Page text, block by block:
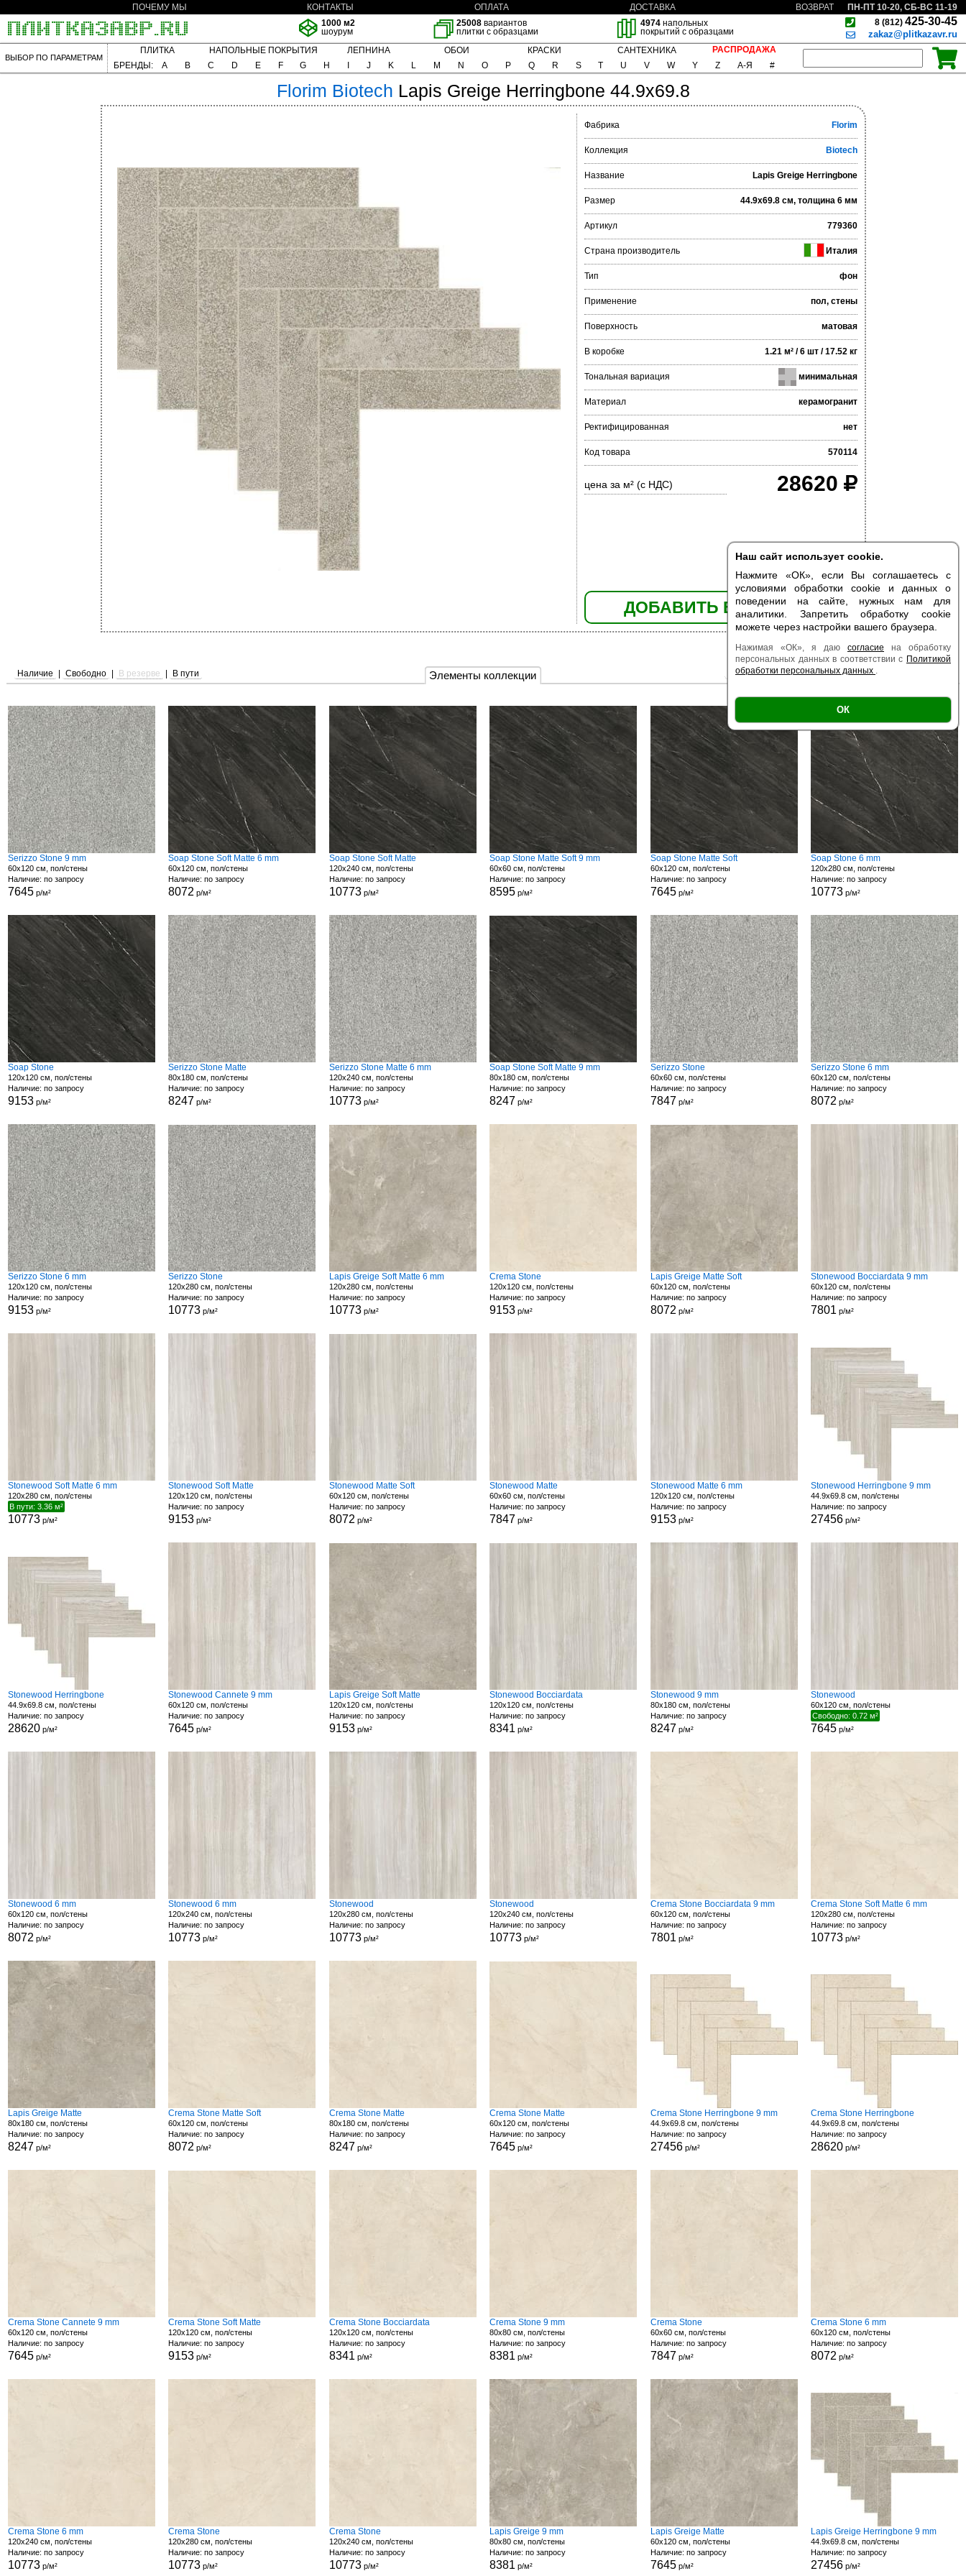
Наш сайт использует cookie.
Нажмите «ОК», если Вы соглашаетесь с
условиями обработки cookie и данных о
поведении на сайте, нужных нам для
аналитики. Запретить обработку cookie
можете через настройки вашего браузера.
Нажимая «ОК», я даю согласие на обработку
персональных данных в соответствии с Политикой
обработки персональных данных .
ОК
ПОЧЕМУ МЫ КОНТАКТЫ ОПЛАТА ДОСТАВКА ВОЗВРАТ
ПН-ПТ 10-20, СБ-ВС 11-19
1000 м2
шоурум
25008 вариантов
плитки с образцами
4974напольных
покрытий с образцами
8 (812) 425-30-45
zakaz@plitkazavr.ru
ВЫБОР ПО ПАРАМЕТРАМ
ПЛИТКА НАПОЛЬНЫЕ ПОКРЫТИЯ ЛЕПНИНА ОБОИ КРАСКИ САНТЕХНИКА
РАСПРОДАЖА
БРЕНДЫ:
A B C D E F G H J K L M N O P Q R S T U V W Y Z А-Я #
Florim Biotech Lapis Greige Herringbone 44.9x69.8
Фабрика Florim
Коллекция Biotech
Название Lapis Greige Herringbone
Размер 44.9x69.8 см, толщина 6 мм
Артикул 779360
Страна производитель Италия
Тип фон
Применение пол, стены
Поверхность матовая
В коробке 1.21 м² / 6 шт / 17.52 кг
Тональная вариация минимальная
Материал керамогранит
Ректифицированная нет
Код товара 570114
цена за м² (с НДС) 28620
ДОБАВИТЬ В КОРЗИНУ
Элементы коллекции
Наличие Свободно В резерве В пути Есть образец | Поверхность |
Serizzo Stone 9 mm
60x120 см, пол/стены
Наличие: по запросу
7645р/м²
Soap Stone Soft Matte 6 mm
60x120 см, пол/стены
Наличие: по запросу
8072 р/м²
Soap Stone Soft Matte
120x240 см, пол/стены
Наличие: по запросу
10773р/м²
Soap Stone Matte Soft 9 mm
60x60 см, пол/стены
Наличие: по запросу
8595 р/м²
Soap Stone Matte Soft
60x120 см, пол/стены
Наличие: по запросу
7645р/м²
Soap Stone 6 mm
120x280 см, пол/стены
Наличие: по запросу
10773 р/м²
Soap Stone
120x120 см, пол/стены
Наличие: по запросу
9153р/м²
Serizzo Stone Matte
80x180 см, пол/стены
Наличие: по запросу
8247 р/м²
Serizzo Stone Matte 6 mm
120x240 см, пол/стены
Наличие: по запросу
10773р/м²
Soap Stone Soft Matte 9 mm
80x180 см, пол/стены
Наличие: по запросу
8247 р/м²
Serizzo Stone
60x60 см, пол/стены
Наличие: по запросу
7847 р/м²
Serizzo Stone 6 mm
60x120 см, пол/стены
Наличие: по запросу
8072 р/м²
Serizzo Stone 6 mm
120x120 см, пол/стены
Наличие: по запросу
9153р/м²
Serizzo Stone
120x280 см, пол/стены
Наличие: по запросу
10773 р/м²
Lapis Greige Soft Matte 6 mm
120x280 см, пол/стены
Наличие: по запросу
10773р/м²
Crema Stone
120x120 см, пол/стены
Наличие: по запросу
9153 р/м²
Lapis Greige Matte Soft
60x120 см, пол/стены
Наличие: по запросу
8072 р/м²
Stonewood Bocciardata 9 mm
60x120 см, пол/стены
Наличие: по запросу
7801 р/м²
Stonewood Soft Matte 6 mm
120x280 см, пол/стены
В пути: 3.36 м²
10773р/м²
Stonewood Soft Matte
120x120 см, пол/стены
Наличие: по запросу
9153 р/м²
Stonewood Matte Soft
60x120 см, пол/стены
Наличие: по запросу
8072 р/м²
Stonewood Matte
60x60 см, пол/стены
Наличие: по запросу
7847 р/м²
Stonewood Matte 6 mm
120x120 см, пол/стены
Наличие: по запросу
9153р/м²
Stonewood Herringbone 9 mm
44.9x69.8 см, пол/стены
Наличие: по запросу
27456 р/м²
Stonewood Herringbone
44.9x69.8 см, пол/стены
Наличие: по запросу
28620р/м²
Stonewood Cannete 9 mm
60x120 см, пол/стены
Наличие: по запросу
7645 р/м²
Lapis Greige Soft Matte
120x120 см, пол/стены
Наличие: по запросу
9153р/м²
Stonewood Bocciardata
120x120 см, пол/стены
Наличие: по запросу
8341 р/м²
Stonewood 9 mm
80x180 см, пол/стены
Наличие: по запросу
8247 р/м²
Stonewood
60x120 см, пол/стены
Свободно: 0.72 м²
7645 р/м²
Stonewood 6 mm
60x120 см, пол/стены
Наличие: по запросу
8072 р/м²
Stonewood 6 mm
120x240 см, пол/стены
Наличие: по запросу
10773 р/м²
Stonewood
120x280 см, пол/стены
Наличие: по запросу
10773р/м²
Stonewood
120x240 см, пол/стены
Наличие: по запросу
10773 р/м²
Crema Stone Bocciardata 9 mm
60x120 см, пол/стены
Наличие: по запросу
7801 р/м²
Crema Stone Soft Matte 6 mm
120x280 см, пол/стены
Наличие: по запросу
10773 р/м²
Lapis Greige Matte
80x180 см, пол/стены
Наличие: по запросу
8247 р/м²
Crema Stone Matte Soft
60x120 см, пол/стены
Наличие: по запросу
8072 р/м²
Crema Stone Matte
80x180 см, пол/стены
Наличие: по запросу
8247 р/м²
Crema Stone Matte
60x120 см, пол/стены
Наличие: по запросу
7645 р/м²
Crema Stone Herringbone 9 mm
44.9x69.8 см, пол/стены
Наличие: по запросу
27456р/м²
Crema Stone Herringbone
44.9x69.8 см, пол/стены
Наличие: по запросу
28620 р/м²
Crema Stone Cannete 9 mm
60x120 см, пол/стены
Наличие: по запросу
7645р/м²
Crema Stone Soft Matte
120x120 см, пол/стены
Наличие: по запросу
9153 р/м²
Crema Stone Bocciardata
120x120 см, пол/стены
Наличие: по запросу
8341 р/м²
Crema Stone 9 mm
80x80 см, пол/стены
Наличие: по запросу
8381 р/м²
Crema Stone
60x60 см, пол/стены
Наличие: по запросу
7847 р/м²
Crema Stone 6 mm
60x120 см, пол/стены
Наличие: по запросу
8072 р/м²
Crema Stone 6 mm
120x240 см, пол/стены
Наличие: по запросу
10773р/м²
Crema Stone
120x280 см, пол/стены
Наличие: по запросу
10773 р/м²
Crema Stone
120x240 см, пол/стены
Наличие: по запросу
10773р/м²
Lapis Greige 9 mm
80x80 см, пол/стены
Наличие: по запросу
8381 р/м²
Lapis Greige Matte
60x120 см, пол/стены
Наличие: по запросу
7645р/м²
Lapis Greige Herringbone 9 mm
44.9x69.8 см, пол/стены
Наличие: по запросу
27456 р/м²